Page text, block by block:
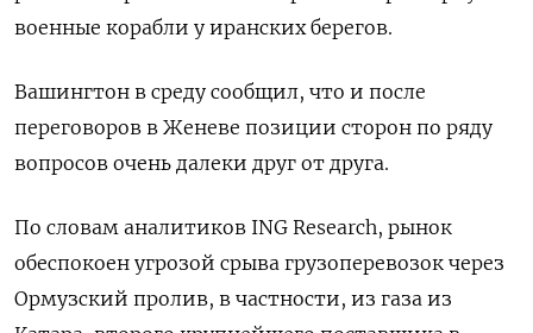
военные корабли у иранских берегов.
Вашингтон в ​среду сообщил, ​что и ‌после
переговоров в Женеве позиции сторон по ряду
вопросов ​очень далеки друг от друга.
По словам аналитиков ING Research, рынок
обеспокоен угрозой срыва грузоперевозок через
Ормузский пролив, в частности, из газа из